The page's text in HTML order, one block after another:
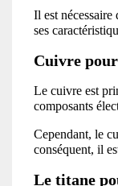
Il est
ses
Cuivre
Le cuivre est
composants
Cependant, le
conséquent, il
Le titane